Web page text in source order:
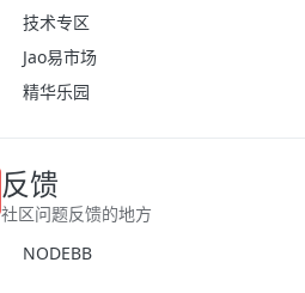
技术专区
Jao易市场
精华乐园
反馈
社区问题反馈的地方
NODEBB